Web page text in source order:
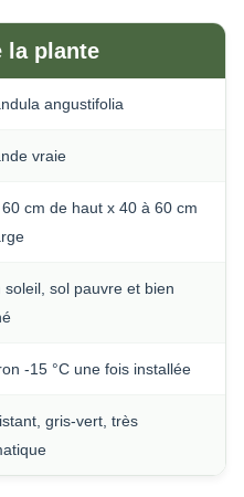
la plante
angustifolia
vraie
cm de haut x 40 à 60 cm
soleil, sol pauvre et bien
-15 °C une fois installée
gris-vert, très